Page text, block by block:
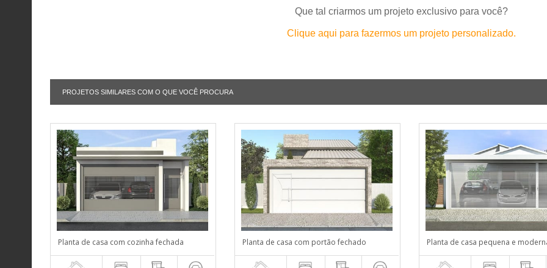
Que tal criarmos um projeto exclusivo para você?
Clique aqui para fazermos um projeto personalizado.
PROJETOS SIMILARES COM O QUE VOCÊ PROCURA
Planta de casa com cozinha fechada Planta de casa com portão fechado Planta de casa pequena e